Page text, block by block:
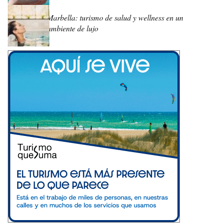
Marbella: turismo de salud y wellness en un
ambiente de lujo